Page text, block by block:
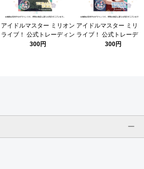
アイドルマスター ミリオン
ライブ！ 公式トレーディン
グブロマイド C (14thLIVE
300円
アイドルマスター ミリ
ライブ！ 公式トレーデ
グブロマイド B
300円